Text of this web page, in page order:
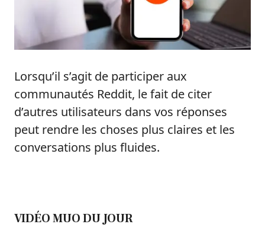
Lorsqu’il s’agit de participer aux
communautés Reddit, le fait de citer
d’autres utilisateurs dans vos réponses
peut rendre les choses plus claires et les
conversations plus fluides.
VIDÉO MUO DU JOUR